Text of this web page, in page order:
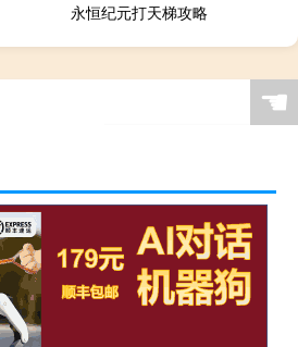
永恒纪元打天梯攻略
2020奥运会需要多久
奥运会男子铅球重量是多少公斤
星露谷物语五哥哥联机 ☚